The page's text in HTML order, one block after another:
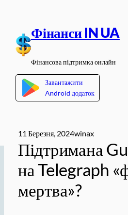
вмісту
Фінанси IN UA
Фінансова підтримка онлайн
Завантажити
Android додаток
11 Березня, 2024winax
Підтримана
на Telegraph
мертва»?